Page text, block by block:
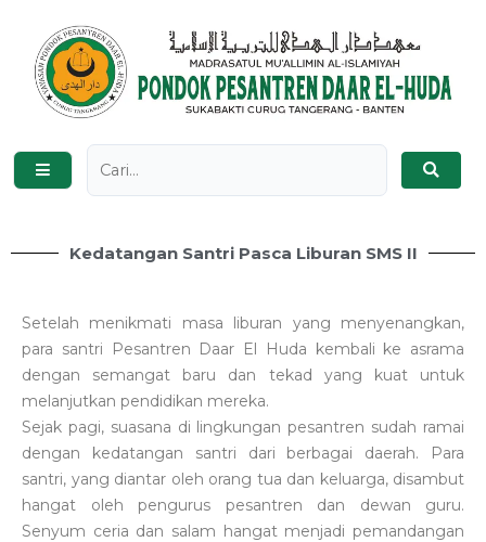
Kedatangan Santri Pasca Liburan SMS II
Setelah menikmati masa liburan yang menyenangkan,
para santri Pesantren Daar El Huda kembali ke asrama
dengan semangat baru dan tekad yang kuat untuk
melanjutkan pendidikan mereka.
Sejak pagi, suasana di lingkungan pesantren sudah ramai
dengan kedatangan santri dari berbagai daerah. Para
santri, yang diantar oleh orang tua dan keluarga, disambut
hangat oleh pengurus pesantren dan dewan guru.
Senyum ceria dan salam hangat menjadi pemandangan